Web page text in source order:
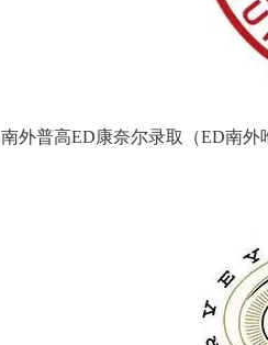
南外普高ED康奈尔录取（ED南